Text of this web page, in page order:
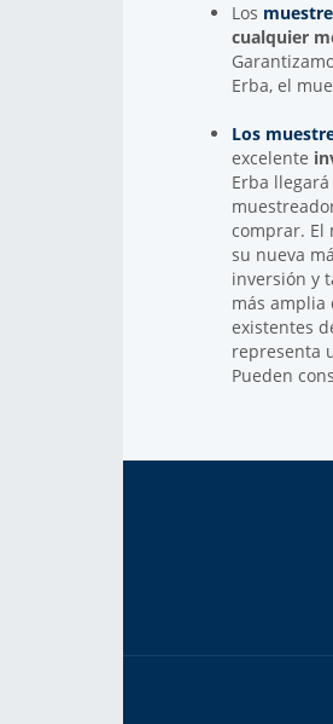
Los
cualquier
Erba, el
Los
excelente
Erba
comprar. El
su nueva
inversión y
más amplia
existentes
representa
Pueden